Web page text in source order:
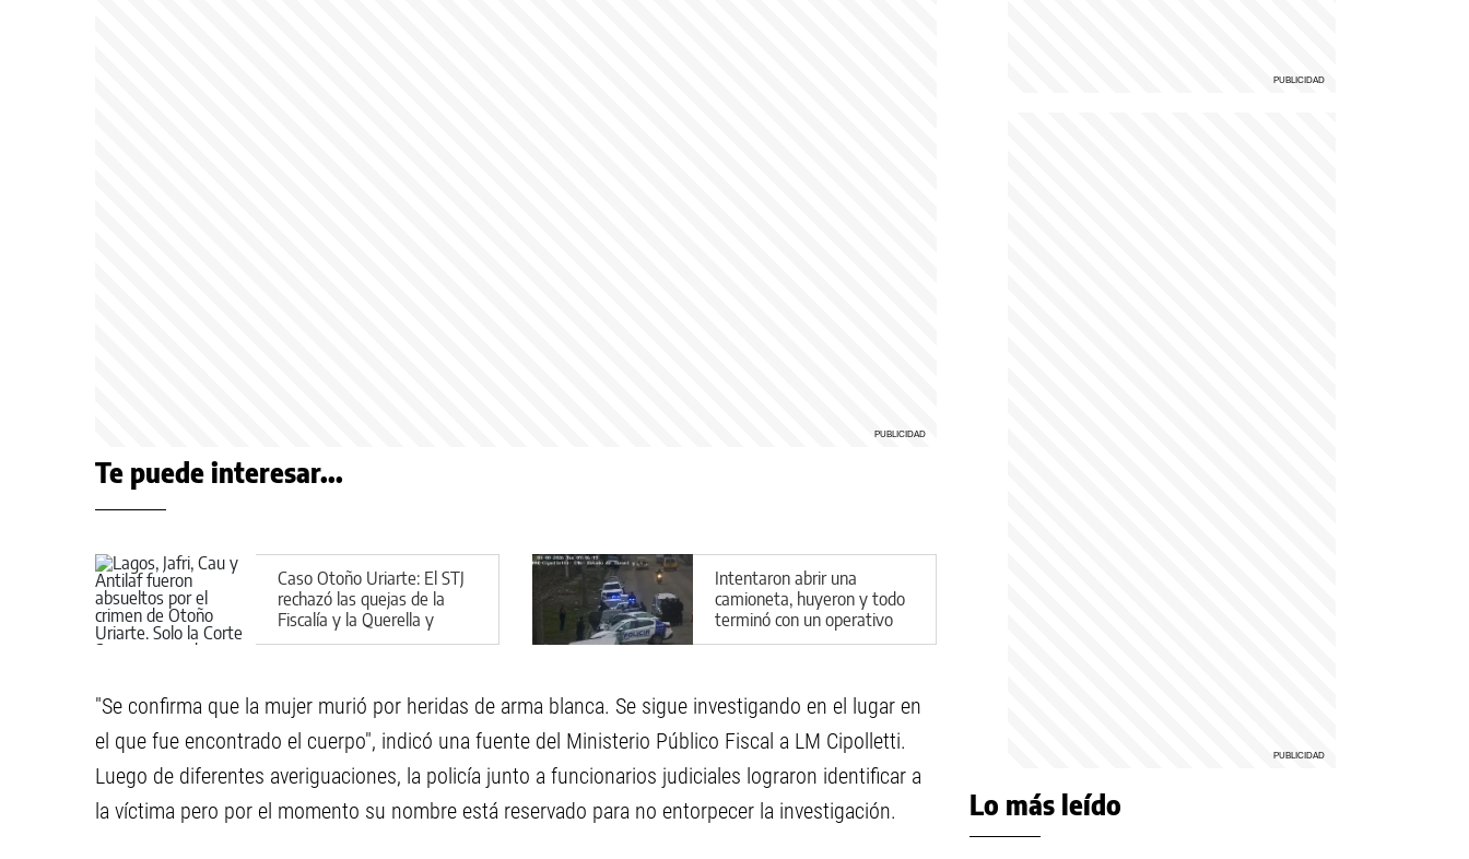
Te puede interesar...
Caso Otoño Uriarte: El STJ
rechazó las quejas de la
Fiscalía y la Querella y
confirmó las absoluciones
Intentaron abrir una
camioneta, huyeron y todo
terminó con un operativo
cerrojo en Cipolletti
"Se confirma que la mujer murió por heridas de arma blanca. Se sigue investigando en el lugar en
el que fue encontrado el cuerpo", indicó una fuente del Ministerio Público Fiscal a LM Cipolletti.
Luego de diferentes averiguaciones, la policía junto a funcionarios judiciales lograron identificar a
la víctima pero por el momento su nombre está reservado para no entorpecer la investigación.
Lo más leído